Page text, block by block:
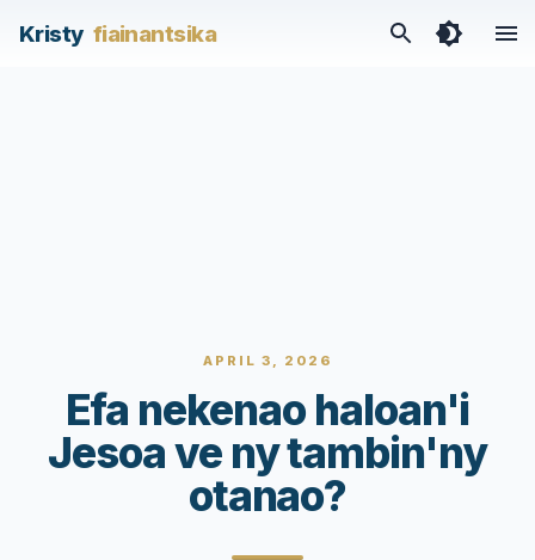
Kristy fiainantsika
APRIL 3, 2026
Efa nekenao haloan'i
Jesoa ve ny tambin'ny
otanao?